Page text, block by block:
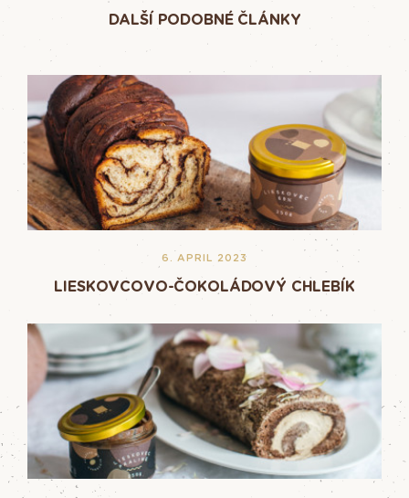
DALŠÍ PODOBNÉ ČLÁNKY
6. APRIL 2023
LIESKOVCOVO-ČOKOLÁDOVÝ CHLEBÍK